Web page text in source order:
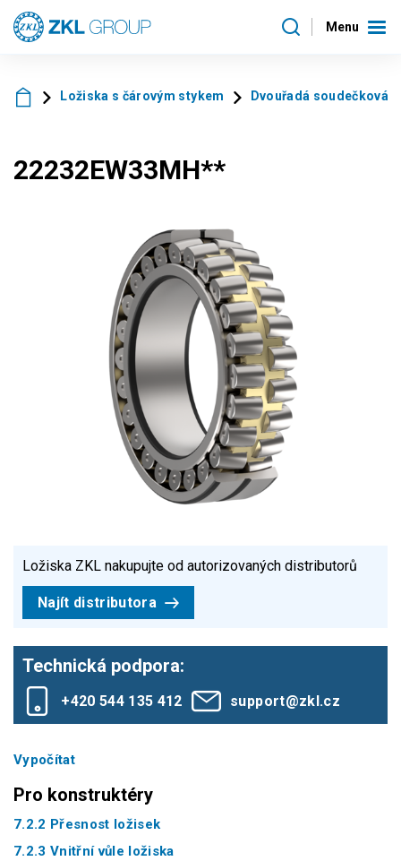
Menu
Ložiska s čárovým stykem Dvouřadá soudečková
22232EW33MH**
Ložiska ZKL nakupujte od autorizovaných distributorů
Najít distributora
Technická podpora:
+420 544 135 412 support@zkl.cz
Vypočítat
Pro konstruktéry
7.2.2 Přesnost ložisek
7.2.3 Vnitřní vůle ložiska